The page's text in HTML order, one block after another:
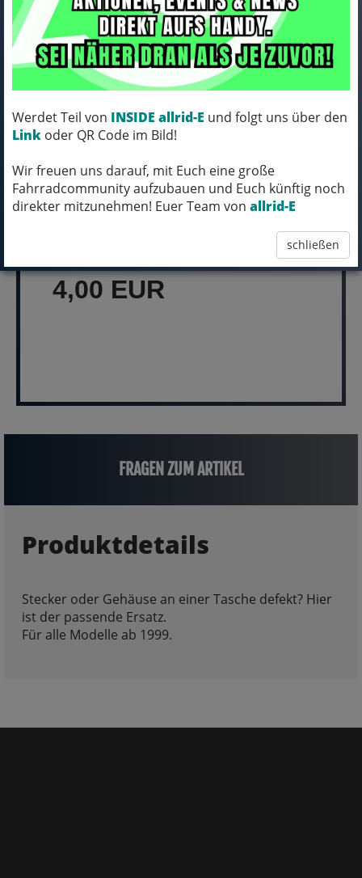
Werdet Teil von INSIDE allrid-E und folgt uns über den
Link oder QR Code im Bild!
Wir freuen uns darauf, mit Euch eine große
Fahrradcommunity aufzubauen und Euch künftig noch
direkter mitzunehmen! Euer Team von allrid-E
schließen
ORTLIEB Stecker Stealth-side-
release, 25mm
Art.Nr. e146
Farbe: silver
MICH KANNST DU BESTELLEN - MIT
4,00 EUR
FRAGEN ZUM ARTIKEL
Produktdetails
Stecker oder Gehäuse an einer Tasche defekt? Hier
ist der passende Ersatz.
Für alle Modelle ab 1999.